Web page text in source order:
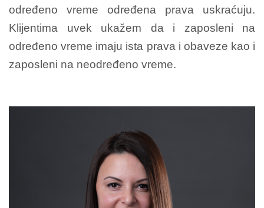
određeno vreme određena prava uskraćuju.
Klijentima uvek ukažem da i zaposleni na
određeno vreme imaju ista prava i obaveze kao i
zaposleni na neodređeno vreme.